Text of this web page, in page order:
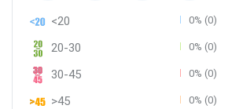
<20 0% (0)
20-30 0% (0)
30-45 0% (0)
>45 0% (0)